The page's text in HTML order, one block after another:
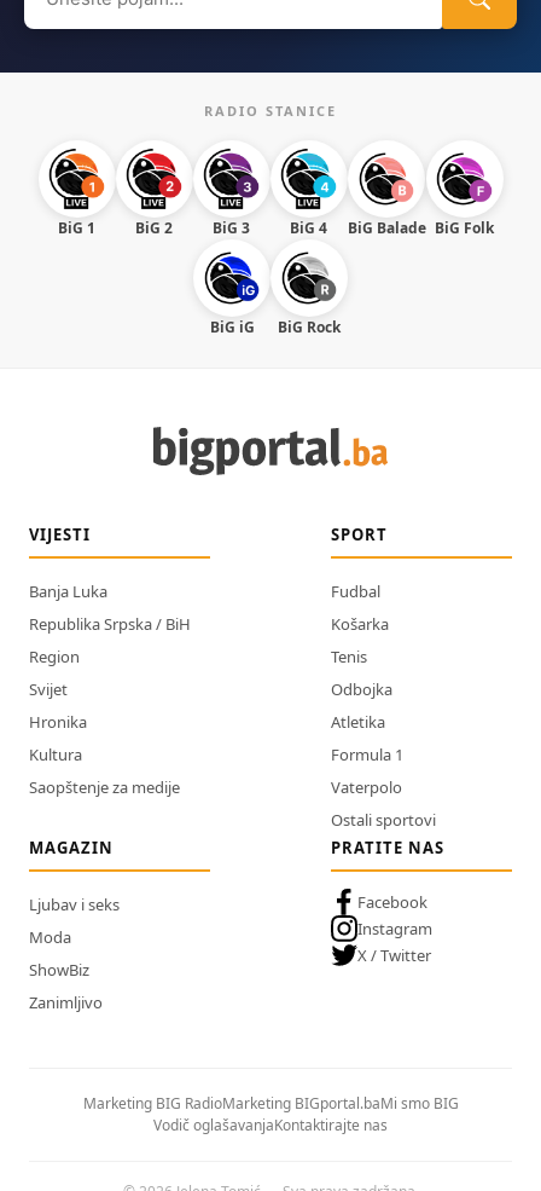
for:
RADIO STANICE
BiG 1 BiG 2 BiG 3 BiG 4 BiG Balade BiG Folk
BiG iG BiG Rock
VIJESTI
Banja Luka
Republika Srpska / BiH
Region
Svijet
Hronika
Kultura
Saopštenje za medije
SPORT
Fudbal
Košarka
Tenis
Odbojka
Atletika
Formula 1
Vaterpolo
Ostali sportovi
MAGAZIN
Ljubav i seks
Moda
ShowBiz
Zanimljivo
PRATITE NAS
Facebook
Instagram
X / Twitter
Marketing BIG RadioMarketing BIGportal.baMi smo BIG
Vodič oglašavanjaKontaktirajte nas